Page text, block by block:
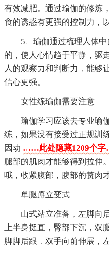
有效减肥。通过瑜伽的修炼
食的诱惑有更强的控制力，
5、瑜伽通过梳理人体
的，使人心情趋于平静，驱
人的观察力和判断力，能够
信心更强。
女性练瑜伽需要注意
瑜伽学习应该去专业瑜
练，如果没有接受过正规训
因动 ……此处隐藏1209个
腿部的肌肉才能够得到拉伸
哦，收紧腹部，腹部的赘肉
单腿蹲立变式
山式站立准备，左脚向
上半身挺直，臀部下沉，双
脚脚后跟，双手向前伸展，